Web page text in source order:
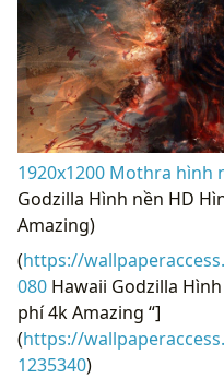
1920x1200 Mothra hình
Godzilla Hình nền HD
Amazing)
(https://
080 Hawaii Godzilla
phí 4k Amazing “]
(https://
1235340)